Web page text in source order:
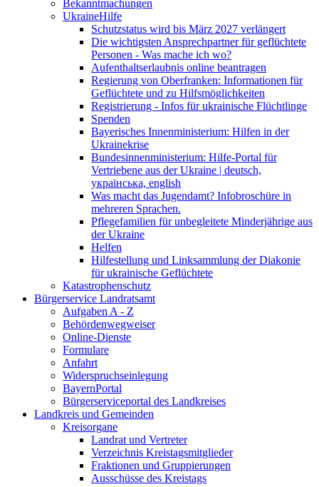
Bekanntmachungen
UkraineHilfe
Schutzstatus wird bis März 2027 verlängert
Die wichtigsten Ansprechpartner für geflüchtete
Personen - Was mache ich wo?
Aufenthaltserlaubnis online beantragen
Regierung von Oberfranken: Informationen für
Geflüchtete und zu Hilfsmöglichkeiten
Registrierung - Infos für ukrainische Flüchtlinge
Spenden
Bayerisches Innenministerium: Hilfen in der
Ukrainekrise
Bundesinnenministerium: Hilfe-Portal für
Vertriebene aus der Ukraine | deutsch,
українська, english
Was macht das Jugendamt? Infobroschüre in
mehreren Sprachen.
Pflegefamilien für unbegleitete Minderjährige aus
der Ukraine
Helfen
Hilfestellung und Linksammlung der Diakonie
für ukrainische Geflüchtete
Katastrophenschutz
Bürgerservice Landratsamt
Aufgaben A - Z
Behördenwegweiser
Online-Dienste
Formulare
Anfahrt
Widerspruchseinlegung
BayernPortal
Bürgerserviceportal des Landkreises
Landkreis und Gemeinden
Kreisorgane
Landrat und Vertreter
Verzeichnis Kreistagsmitglieder
Fraktionen und Gruppierungen
Ausschüsse des Kreistags